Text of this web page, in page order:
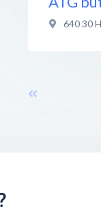
640 30